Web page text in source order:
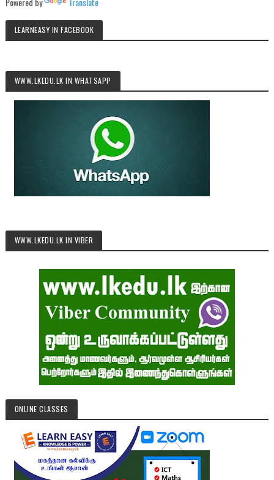
LEARNEASY IN FACEBOOK
WWW.LKEDU.LK IN WHATSAPP
WWW.LKEDU.LK IN VIBER
ONLINE CLASSES